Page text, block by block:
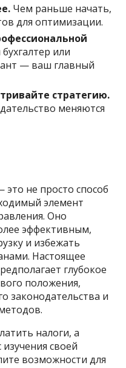
Чем раньше начать,
для оптимизации.
или
— ваш главный
стратегию.
меняются
не просто способ
элемент
Оно
эффективным,
и избежать
Настоящее
глубокое
положения,
законодательства и
налоги, а
своей
возможности для